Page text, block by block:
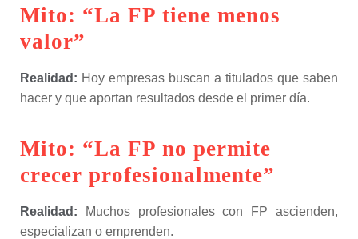
Mito: “La FP tiene menos
valor”
Realidad: Hoy empresas buscan a titulados que saben
hacer y que aportan resultados desde el primer día.
Mito: “La FP no permite
crecer profesionalmente”
Realidad: Muchos profesionales con FP ascienden,
especializan o emprenden.